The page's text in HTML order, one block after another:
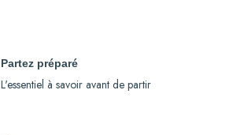
Partez préparé
L'essentiel à savoir avant de partir